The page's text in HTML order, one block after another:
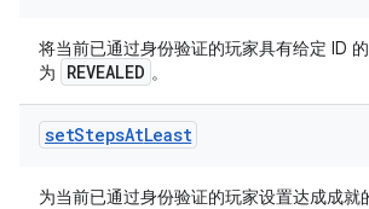
将当前已通过身份验证的玩家具有给定 ID
为
REVEALED 。
setStepsAtLeast
为当前已通过身份验证的玩家设置达成成就